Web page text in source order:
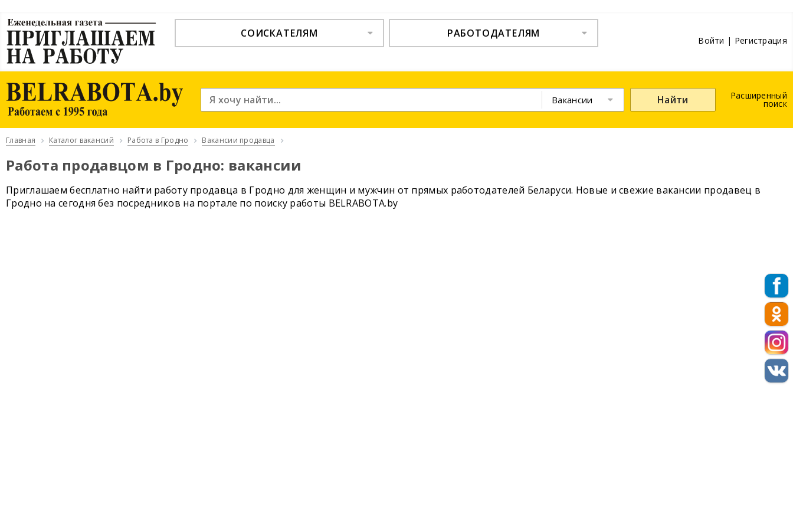
СОИСКАТЕЛЯМ РАБОТОДАТЕЛЯМ
Войти | Регистрация
Вакансии Найти Расширенный
поиск
Главная Каталог вакансий Работа в Гродно Вакансии продавца
Работа продавцом в Гродно: вакансии
Приглашаем бесплатно найти работу продавца в Гродно для женщин и мужчин от прямых работодателей Беларуси. Новые и свежие вакансии продавец в
Гродно на сегодня без посредников на портале по поиску работы BELRABOTA.by